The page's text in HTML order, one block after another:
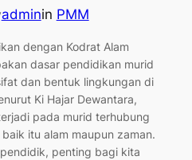
adminin PMM
dengan Kodrat Alam
dasar pendidikan murid
dan bentuk lingkungan di
Ki Hajar Dewantara,
pada murid terhubung
itu alam maupun zaman.
penting bagi kita